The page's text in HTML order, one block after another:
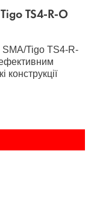
TS4-R-O
SMA/Tigo TS4-R-
конструкції